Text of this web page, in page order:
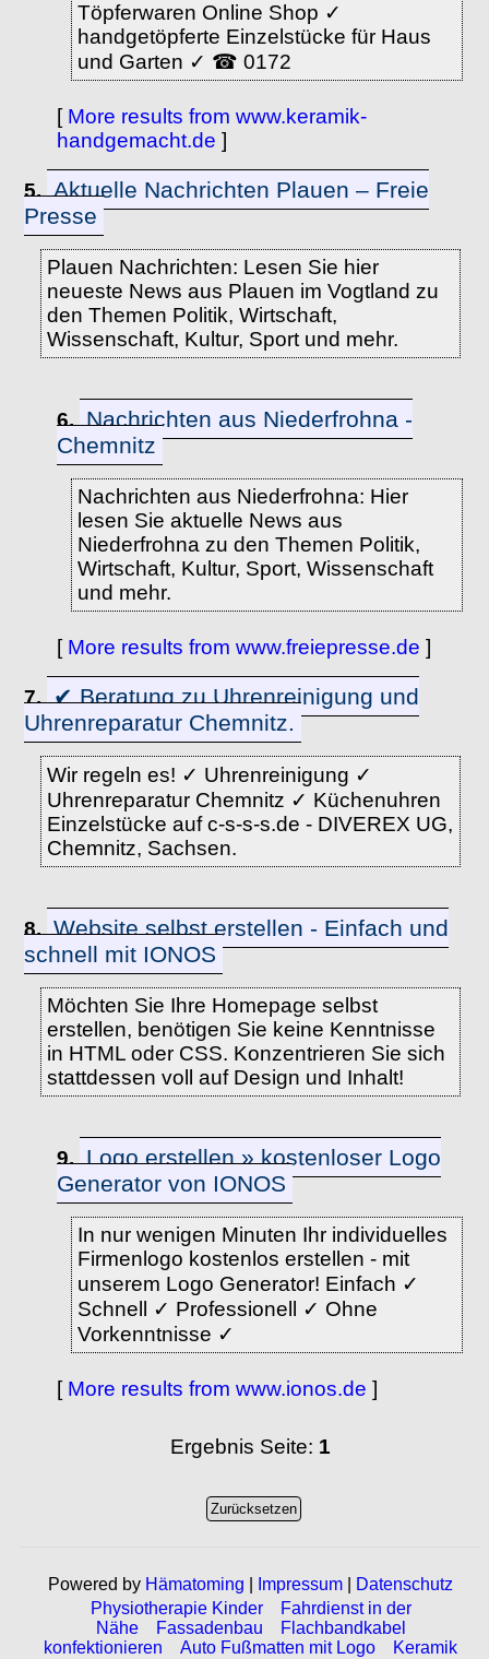
Töpferwaren Online Shop ✓
handgetöpferte Einzelstücke für Haus
und Garten ✓ ☎ 0172
[ More results from www.keramik-
handgemacht.de ]
5. Aktuelle Nachrichten Plauen – Freie
Presse
Plauen Nachrichten: Lesen Sie hier
neueste News aus Plauen im Vogtland zu
den Themen Politik, Wirtschaft,
Wissenschaft, Kultur, Sport und mehr.
6. Nachrichten aus Niederfrohna -
Chemnitz
Nachrichten aus Niederfrohna: Hier
lesen Sie aktuelle News aus
Niederfrohna zu den Themen Politik,
Wirtschaft, Kultur, Sport, Wissenschaft
und mehr.
[ More results from www.freiepresse.de ]
7. ✔ Beratung zu Uhrenreinigung und
Uhrenreparatur Chemnitz.
Wir regeln es! ✓ Uhrenreinigung ✓
Uhrenreparatur Chemnitz ✓ Küchenuhren
Einzelstücke auf c-s-s-s.de - DIVEREX UG,
Chemnitz, Sachsen.
8. Website selbst erstellen - Einfach und
schnell mit IONOS
Möchten Sie Ihre Homepage selbst
erstellen, benötigen Sie keine Kenntnisse
in HTML oder CSS. Konzentrieren Sie sich
stattdessen voll auf Design und Inhalt!
9. Logo erstellen » kostenloser Logo
Generator von IONOS
In nur wenigen Minuten Ihr individuelles
Firmenlogo kostenlos erstellen - mit
unserem Logo Generator! Einfach ✓
Schnell ✓ Professionell ✓ Ohne
Vorkenntnisse ✓
[ More results from www.ionos.de ]
Ergebnis Seite: 1
Powered by Hämatoming Impressum
Datenschutz
Physiotherapie Kinder
Fahrdienst in der
Nähe
Fassadenbau
Flachbandkabel
konfektionieren
Auto Fußmatten mit Logo
Keramik